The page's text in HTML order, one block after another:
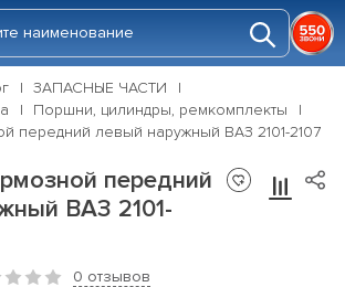
ЗАПАСНЫЕ ЧАСТИ
Поршни, цилиндры, ремкомплекты
передний левый наружный ВАЗ 2101-2107
передний
ВАЗ 2101-
0 отзывов